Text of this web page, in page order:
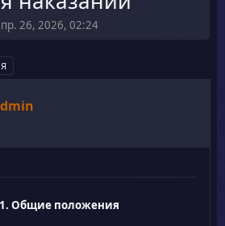
26, 2026, 02:24
1. Общие положения